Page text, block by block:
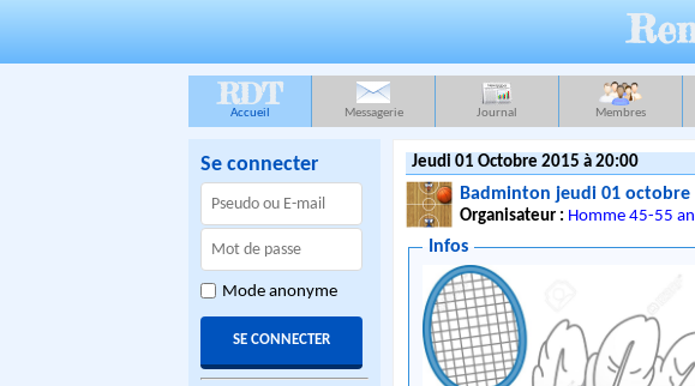
RDT
Accueil Messagerie Journal Membres
Se connecter
Mode anonyme
Jeudi 01 Octobre 2015 à 20:00
Badminton jeudi 01 octobre
Organisateur : Homme 45-55
Infos